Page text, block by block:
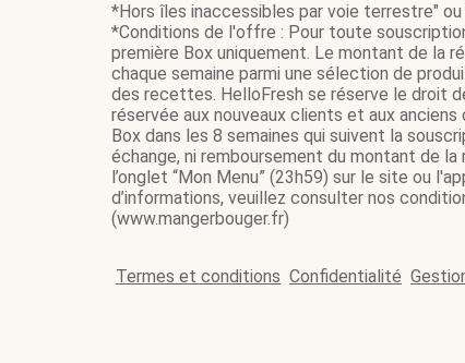
*Hors îles inaccessibles par voie terrestre"
*Conditions de l'offre : Pour toute
première Box uniquement. Le montant de la
chaque semaine parmi une sélection de
des recettes. HelloFresh se réserve le droit
réservée aux nouveaux clients et aux
Box dans les 8 semaines qui suivent la
échange, ni remboursement du montant de la
l’onglet “Mon Menu” (23h59) sur le site ou
d’informations, veuillez consulter nos
(www.mangerbouger.fr)
Termes et conditions Confidentialité